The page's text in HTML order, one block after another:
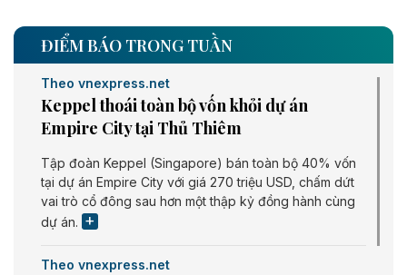
ĐIỂM BÁO TRONG TUẦN
Theo vnexpress.net
Keppel thoái toàn bộ vốn khỏi dự án
Empire City tại Thủ Thiêm
Tập đoàn Keppel (Singapore) bán toàn bộ 40% vốn
tại dự án Empire City với giá 270 triệu USD, chấm dứt
vai trò cổ đông sau hơn một thập kỷ đồng hành cùng
dự án.
Theo vnexpress.net